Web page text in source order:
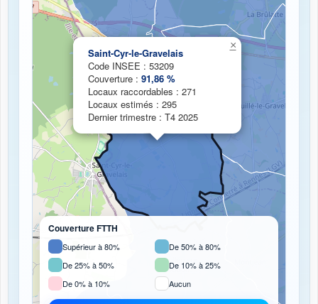
Chargement de la carte de couverture fibre...
Saint-Cyr-le-Gravelais
Code INSEE : 53209
Couverture : 91,86 %
Locaux raccordables : 271
Locaux estimés : 295
Dernier trimestre : T4 2025
×
Couverture FTTH
Supérieur à 80%
De 50% à 80%
De 25% à 50%
De 10% à 25%
De 0% à 10%
Aucun